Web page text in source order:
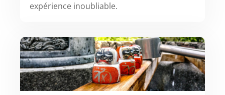
expérience inoubliable.